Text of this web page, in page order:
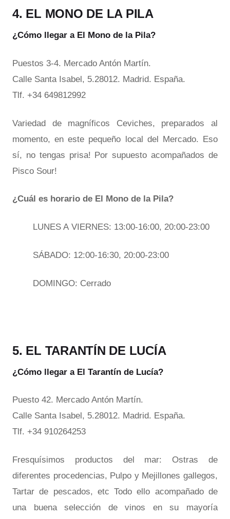
4. EL MONO DE LA PILA
¿Cómo llegar a El Mono de la Pila?
Puestos 3-4. Mercado Antón Martín.
Calle Santa Isabel, 5.28012. Madrid. España.
Tlf. +34 649812992
Variedad de magníficos Ceviches, preparados al
momento, en este pequeño local del Mercado. Eso
sí, no tengas prisa! Por supuesto acompañados de
Pisco Sour!
¿Cuál es horario de El Mono de la Pila?
LUNES A VIERNES: 13:00-16:00, 20:00-23:00
SÁBADO: 12:00-16:30, 20:00-23:00
DOMINGO: Cerrado
5. EL TARANTÍN DE LUCÍA
¿Cómo llegar a El Tarantín de Lucía?
Puesto 42. Mercado Antón Martín.
Calle Santa Isabel, 5.28012. Madrid. España.
Tlf. +34 910264253
Fresquísimos productos del mar: Ostras de
diferentes procedencias, Pulpo y Mejillones gallegos,
Tartar de pescados, etc Todo ello acompañado de
una buena selección de vinos en su mayoría